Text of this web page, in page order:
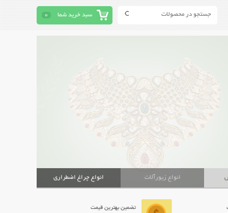
سبد خرید شما 0
انواع زیورآلات انواع چراغ اضطراری
تضمین بهترین قیمت